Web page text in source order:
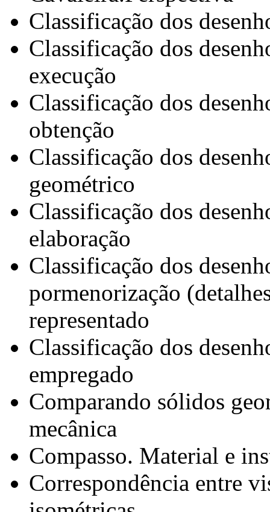
Classificação dos
Classificação dos
execução
Classificação dos
obtenção
Classificação dos
geométrico
Classificação dos
elaboração
Classificação dos
pormenorização
representado
Classificação dos
empregado
Comparando sólidos
mecânica
Compasso. Material e
Correspondência entre